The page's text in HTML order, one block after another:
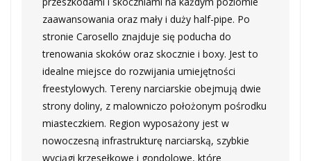
zaawansowania oraz mały i duży half-pipe. Po
stronie Carosello znajduje się poducha do
trenowania skoków oraz skocznie i boxy. Jest to
idealne miejsce do rozwijania umiejętności
freestylowych. Tereny narciarskie obejmują dwie
strony doliny, z malowniczo położonym pośrodku
miasteczkiem. Region wyposażony jest w
nowoczesną infrastrukturę narciarską, szybkie
wyciągi krzesełkowe i gondolowe, które